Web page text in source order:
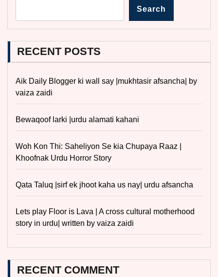
Search
RECENT POSTS
Aik Daily Blogger ki wall say |mukhtasir afsancha| by
vaiza zaidi
Bewaqoof larki |urdu alamati kahani
Woh Kon Thi: Saheliyon Se kia Chupaya Raaz |
Khoofnak Urdu Horror Story
Qata Taluq |sirf ek jhoot kaha us nay| urdu afsancha
Lets play Floor is Lava | A cross cultural motherhood
story in urdu| written by vaiza zaidi
RECENT COMMENT